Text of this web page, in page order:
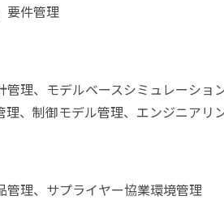
要件管理
管理、モデルベースシミュレーショ
理、制御モデル管理、エンジニアリ
管理、サプライヤー協業環境管理